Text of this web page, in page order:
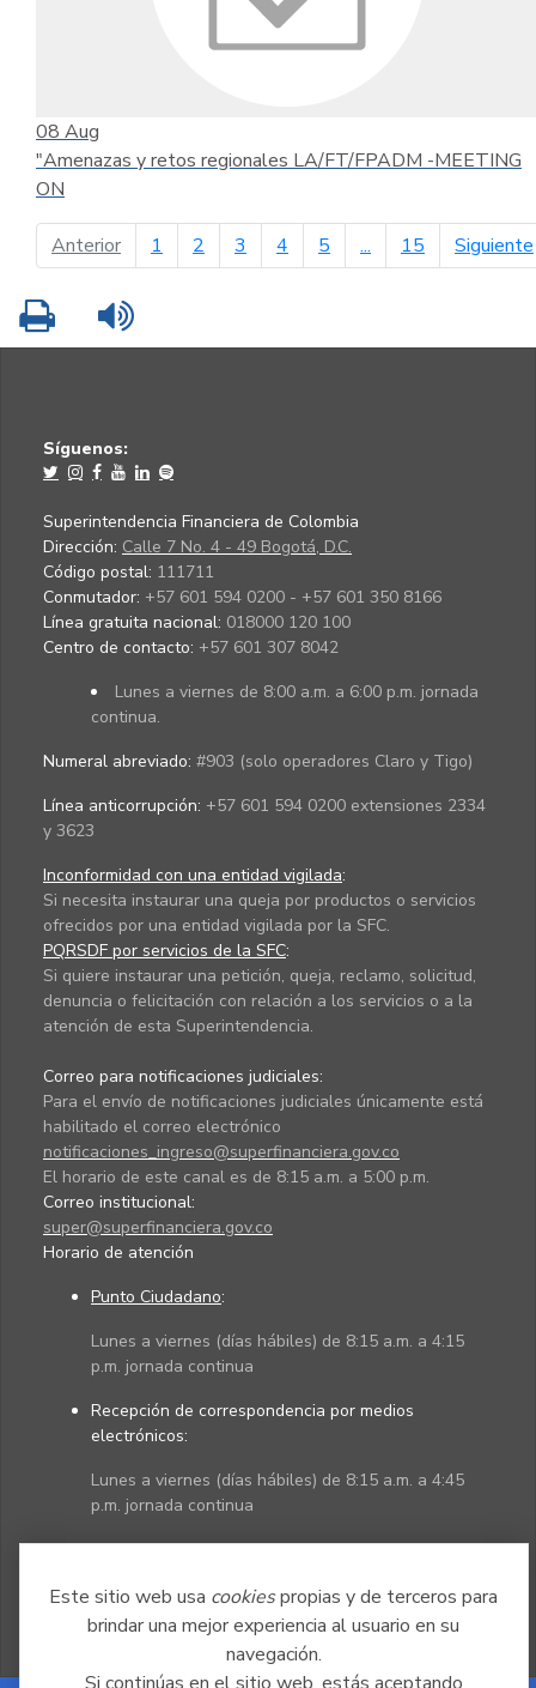
Este sitio web usa cookiespropias y de terceros para
brindar una mejor experiencia al usuario en su
navegación.
08 Aug
"Amenazas y retos regionales LA/FT/FPADM -MEETING
ON
Anteriorpágina anterior
1 2 3 4 5 ... 15 Siguiente
Imprimir
Síguenos:
Superintendencia Financiera de Colombia
Dirección: Calle 7 No. 4 - 49 Bogotá, D.C.
Código postal: 111711
Conmutador: +57 601 594 0200 - +57 601 350 8166
Línea gratuita nacional: 018000 120 100
Centro de contacto: +57 601 307 8042
Lunes a viernes de 8:00 a.m. a 6:00 p.m. jornada
continua.
Numeral abreviado: #903 (solo operadores Claro y Tigo)
Línea anticorrupción: +57 601 594 0200 extensiones 2334
y 3623
Inconformidad con una entidad vigilada:
Si necesita instaurar una queja por productos o servicios
ofrecidos por una entidad vigilada por la SFC.
PQRSDF por servicios de la SFC:
Si quiere instaurar una petición, queja, reclamo, solicitud,
denuncia o felicitación con relación a los servicios o a la
atención de esta Superintendencia.
Correo para notificaciones judiciales:
Para el envío de notificaciones judiciales únicamente está
habilitado el correo electrónico
notificaciones_ingreso@superfinanciera.gov.co
El horario de este canal es de 8:15 a.m. a 5:00 p.m.
Correo institucional:
super@superfinanciera.gov.co
Horario de atención
Punto Ciudadano:
Lunes a viernes (días hábiles) de 8:15 a.m. a 4:15
p.m. jornada continua
Recepción de correspondencia por medios
electrónicos:
Lunes a viernes (días hábiles) de 8:15 a.m. a 4:45
p.m. jornada continua